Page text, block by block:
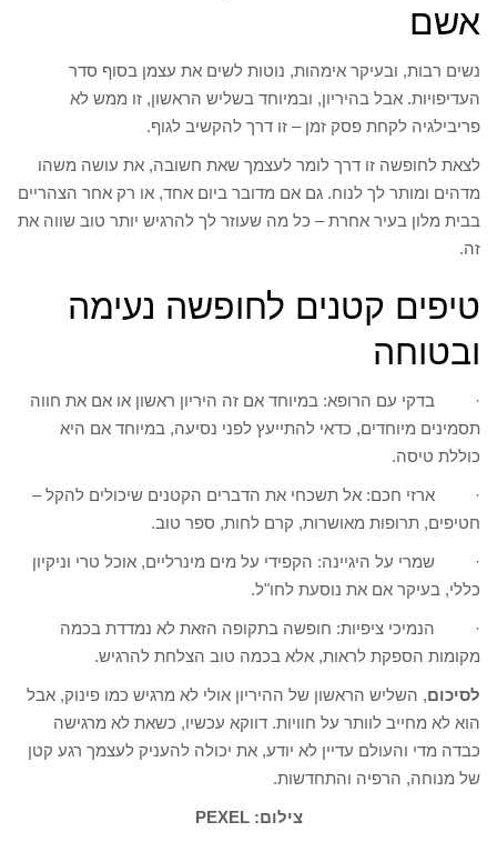
אשם
נשים רבות, ובעיקר אימהות, נוטות לשים את עצמן בסוף סדר
העדיפויות. אבל בהיריון, ובמיוחד בשליש הראשון, זו ממש לא
פריבילגיה לקחת פסק זמן – זו דרך להקשיב לגוף.
לצאת לחופשה זו דרך לומר לעצמך שאת חשובה, את עושה משהו
מדהים ומותר לך לנוח. גם אם מדובר ביום אחד, או רק אחר הצהריים
בבית מלון בעיר אחרת – כל מה שעוזר לך להרגיש יותר טוב שווה את
זה.
טיפים קטנים לחופשה נעימה
ובטוחה
· בדקי עם הרופא: במיוחד אם זה היריון ראשון או אם את חווה
תסמינים מיוחדים, כדאי להתייעץ לפני נסיעה, במיוחד אם היא
כוללת טיסה.
· ארזי חכם: אל תשכחי את הדברים הקטנים שיכולים להקל –
חטיפים, תרופות מאושרות, קרם לחות, ספר טוב.
· שמרי על היגיינה: הקפידי על מים מינרליים, אוכל טרי וניקיון
כללי, בעיקר אם את נוסעת לחו"ל.
· הנמיכי ציפיות: חופשה בתקופה הזאת לא נמדדת בכמה
מקומות הספקת לראות, אלא בכמה טוב הצלחת להרגיש.
לסיכום, השליש הראשון של ההיריון אולי לא מרגיש כמו פינוק, אבל
הוא לא מחייב לוותר על חוויות. דווקא עכשיו, כשאת לא מרגישה
כבדה מדי והעולם עדיין לא יודע, את יכולה להעניק לעצמך רגע קטן
של מנוחה, הרפיה והתחדשות.
צילום: PEXEL